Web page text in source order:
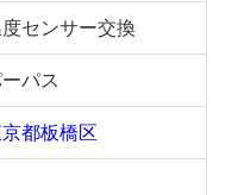
センサー交換
パス
都板橋区